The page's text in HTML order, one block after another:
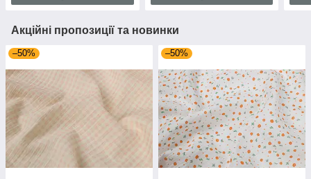
Акційні пропозиції та новинки
–50% –50%